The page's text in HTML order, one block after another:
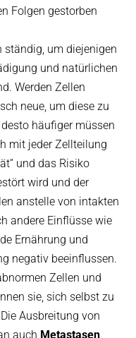
Folgen gestorben
ständig, um diejenigen
und natürlichen
Werden Zellen
neue, um diese zu
häufiger müssen
mit jeder Zellteilung
und das Risiko
wird und der
anstelle von intakten
andere Einflüsse wie
Ernährung und
negativ beeinflussen.
Zellen und
sie, sich selbst zu
Ausbreitung von
auch Metastasen.